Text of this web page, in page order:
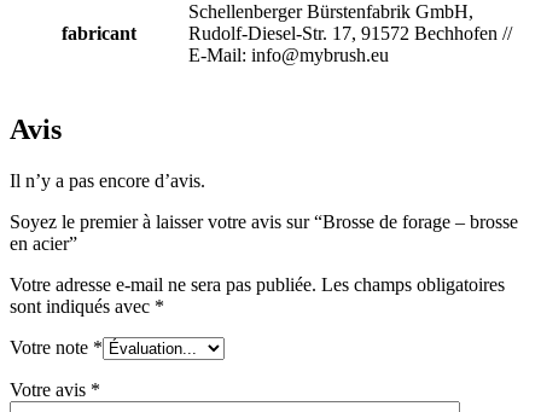
fabricant
Schellenberger Bürstenfabrik GmbH,
Rudolf-Diesel-Str. 17, 91572 Bechhofen //
E-Mail: info@mybrush.eu
Avis
Il n’y a pas encore d’avis.
Soyez le premier à laisser votre avis sur “Brosse de forage – brosse
en acier”
Votre adresse e-mail ne sera pas publiée. Les champs obligatoires
sont indiqués avec *
Votre note *
Votre avis *